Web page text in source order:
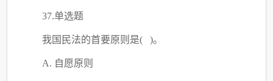
37.单选题
我国民法的首要原则是( )。
A. 自愿原则